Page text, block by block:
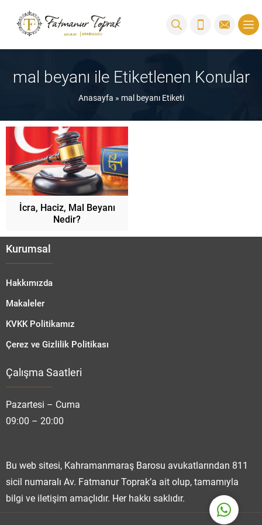
mal beyanı ile Etiketlenen Konular
Anasayfa » mal beyanı Etiketi
İcra, Haciz, Mal Beyanı
Nedir?
Kurumsal
Hakkımızda
Makaleler
KVKK Politikamız
Çerez ve Gizlilik Politikası
Çalışma Saatleri
Pazartesi – Cuma
09:00 – 20:00
Bu web sitesi, Kahramanmaraş Barosu avukatlarından 811
sicil numaralı Av. Fatmanur Toprak’a ait olup, tamamıyla
bilgi ve iletişim amaçlıdır. Her hakkı saklıdır.
Cevap Yaz